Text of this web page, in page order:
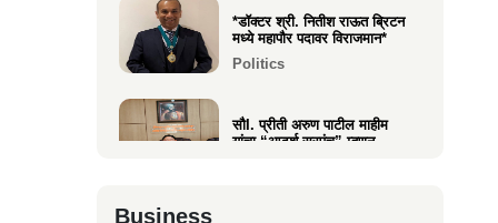
*डॉक्टर श्री. नितीश राऊत ब्रिटन
मध्ये महापौर पदावर विराजमान*
Politics
सौI. प्रीती अरुण पाटील माहीम
यांचा “आदर्श सरपंच” म्हणून
Business